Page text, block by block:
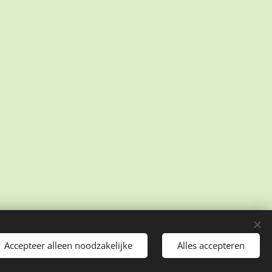
Accepteer alleen noodzakelijke Alles accepteren